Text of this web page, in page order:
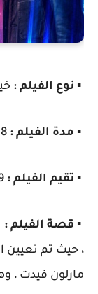
▪️ نوع الفيلم :
▪️ مدة الفيلم :
▪️ تقيم الفيلم :
▪️ قصة الفيلم :
، حيث تم تعيين
مارلون فيدت ،